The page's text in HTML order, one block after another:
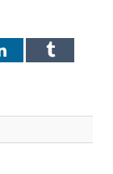
LinkedInTumblr